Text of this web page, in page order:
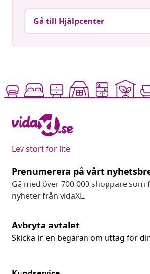
Gå till Hjälpcenter
Lev stort for lite
Prenumerera på vårt
Gå med över 700 000 shoppare
nyheter från vidaXL.
Avbryta avtalet
Skicka in en begäran om uttag för